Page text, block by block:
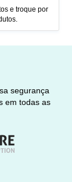
e troque por
segurança
em todas as